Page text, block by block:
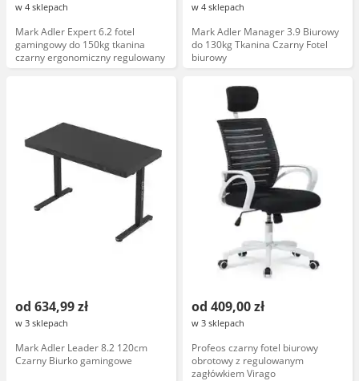
w 4 sklepach
Mark Adler Expert 6.2 fotel
gamingowy do 150kg tkanina
czarny ergonomiczny regulowany
w 4 sklepach
Mark Adler Manager 3.9 Biurowy
do 130kg Tkanina Czarny Fotel
biurowy
od 634,99 zł
w 3 sklepach
Mark Adler Leader 8.2 120cm
Czarny Biurko gamingowe
od 409,00 zł
w 3 sklepach
Profeos czarny fotel biurowy
obrotowy z regulowanym
zagłówkiem Virago